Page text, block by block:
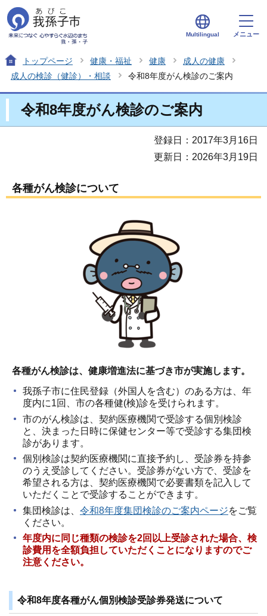
Multilingual メニュー
トップページ 健康・福祉 健康
成人の健康
成人の検診（健診）・相談
令和8年度がん検診のご案内
令和8年度がん検診のご案内
登録日：2017年3月16日
更新日：2026年3月19日
各種がん検診について
各種がん検診は、健康増進法に基づき市が実施します。
我孫子市に住民登録（外国人を含む）のある方は、年
度内に1回、市の各種健(検)診を受けられます。
市のがん検診は、契約医療機関で受診する個別検診
と、決まった日時に保健センター等で受診する集団検
診があります。
個別検診は契約医療機関に直接予約し、受診券を持参
のうえ受診してください。受診券がない方で、受診を
希望される方は、契約医療機関で必要書類を記入して
いただくことで受診することができます。
集団検診は、 令和8年度集団検診のご案内ページをご覧
ください。
年度内に同じ種類の検診を2回以上受診された場合、検
診費用を全額負担していただくことになりますのでご
注意ください。
令和8年度各種がん個別検診受診券発送について